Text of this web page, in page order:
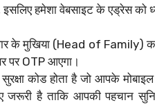
हमेशा वेबसाइट के एड्रेस को
के मुखिया (Head of Family)
पर OTP आएगा।
कोड होता है जो आपके
जरूरी है ताकि आपकी पहचान